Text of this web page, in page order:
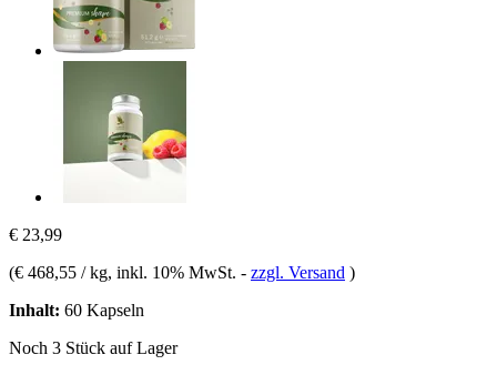
€ 23,99
(€ 468,55 / kg, inkl. 10% MwSt. - zzgl. Versand )
Inhalt: 60 Kapseln
Noch 3 Stück auf Lager